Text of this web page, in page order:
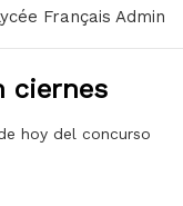
Français Admin
ciernes
hoy del concurso